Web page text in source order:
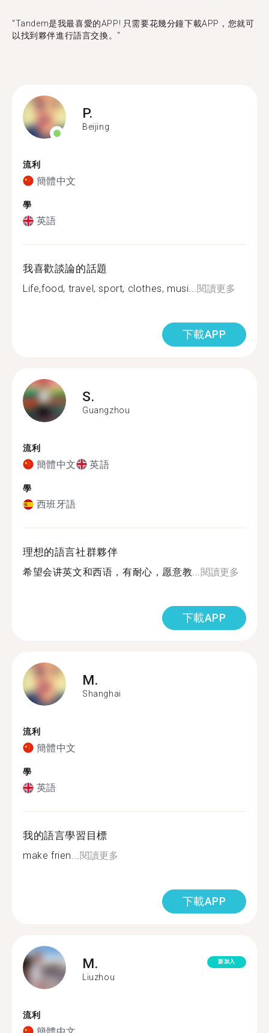
"Tandem是我最喜愛的APP! 只需要花幾分鐘下載APP，您就可
以找到夥伴進行語言交換。"
P.
Beijing
流利
簡體中文
學
英語
我喜歡談論的話題
Life,food, travel, sport, clothes, musi...閱讀更多
下載APP
S.
Guangzhou
流利
簡體中文 英語
學
西班牙語
理想的語言社群夥伴
希望会讲英文和西语，有耐心，愿意教...閱讀更多
下載APP
M.
Shanghai
流利
簡體中文
學
英語
我的語言學習目標
make frien...閱讀更多
下載APP
M.
Liuzhou
新加入
流利